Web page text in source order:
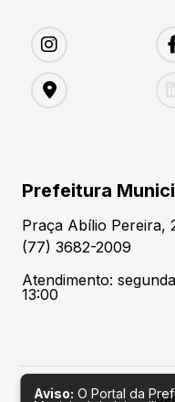
Prefeitura
Praça Abílio Pereira,
(77) 3682-2009
Atendimento:
13:00
Aviso: O Portal da